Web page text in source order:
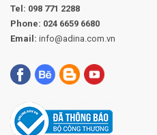
Tel: 098 771 2288
Phone: 024 6659 6680
Email: info@adina.com.vn